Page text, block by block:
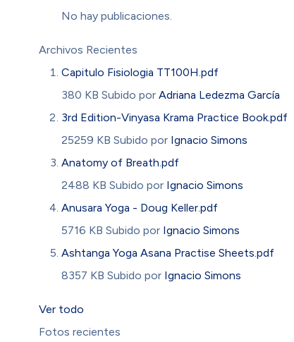
No hay publicaciones.
Archivos Recientes
Capitulo Fisiologia TT100H.pdf
380 KB Subido porAdriana Ledezma García
3rd Edition-Vinyasa Krama Practice Book.pdf
25259 KB Subido por Ignacio Simons
Anatomy of Breath.pdf
2488 KB Subido por Ignacio Simons
Anusara Yoga - Doug Keller.pdf
5716 KB Subido por Ignacio Simons
Ashtanga Yoga Asana Practise Sheets.pdf
8357 KB Subido por Ignacio Simons
Ver todo
Fotos recientes